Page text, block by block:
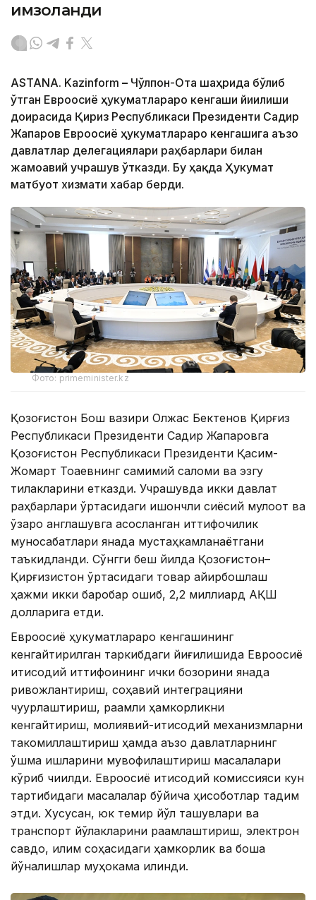
имзоланди
ASTANA. Kazinform – Чўлпон-Ота шаҳрида бўлиб
ўтган Евроосиё ҳукуматлараро кенгаши йиғилиши
доирасида Қирғиз Республикаси Президенти Садир
Жапаров Евроосиё ҳукуматлараро кенгашига аъзо
давлатлар делегациялари раҳбарлари билан
жамоавий учрашув ўтказди. Бу ҳақда Ҳукумат
матбуот хизмати хабар берди.
Фото: primeminister.kz
Қозоғистон Бош вазири Олжас Бектенов Қирғиз
Республикаси Президенти Садир Жапаровга
Қозоғистон Республикаси Президенти Қасим-
Жомарт Тоқаевнинг самимий саломи ва эзгу
тилакларини етказди. Учрашувда икки давлат
раҳбарлари ўртасидаги ишончли сиёсий мулоқот ва
ўзаро англашувга асосланган иттифоқчилик
муносабатлари янада мустаҳкамланаётгани
таъкидланди. Сўнгги беш йилда Қозоғистон–
Қирғизистон ўртасидаги товар айирбошлаш
ҳажми икки баробар ошиб, 2,2 миллиард АҚШ
долларига етди.
Евроосиё ҳукуматлараро кенгашининг
кенгайтирилган таркибдаги йиғилишида Евроосиё
иқтисодий иттифоқининг ички бозорини янада
ривожлантириш, соҳавий интеграцияни
чуқурлаштириш, рақамли ҳамкорликни
кенгайтириш, молиявий-иқтисодий механизмларни
такомиллаштириш ҳамда аъзо давлатларнинг
қўшма ишларини мувофиқлаштириш масалалари
кўриб чиқилди. Евроосиё иқтисодий комиссияси кун
тартибидаги масалалар бўйича ҳисоботлар тақдим
этди. Хусусан, юк темир йўл ташувлари ва
транспорт йўлакларини рақамлаштириш, электрон
савдо, иқлим соҳасидаги ҳамкорлик ва бошқа
йўналишлар муҳокама қилинди.